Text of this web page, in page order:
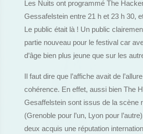
Les Nuits ont programmé The
Gessafelstein entre 21 h et 23 h 30,
Le public était là ! Un public
partie nouveau pour le festival car
d’âge bien plus jeune que sur les
Il faut dire que l’affiche avait de
cohérence. En effet, aussi bien The
Gesaffelstein sont issus de la scène
(Grenoble pour l’un, Lyon pour
deux acquis une réputation